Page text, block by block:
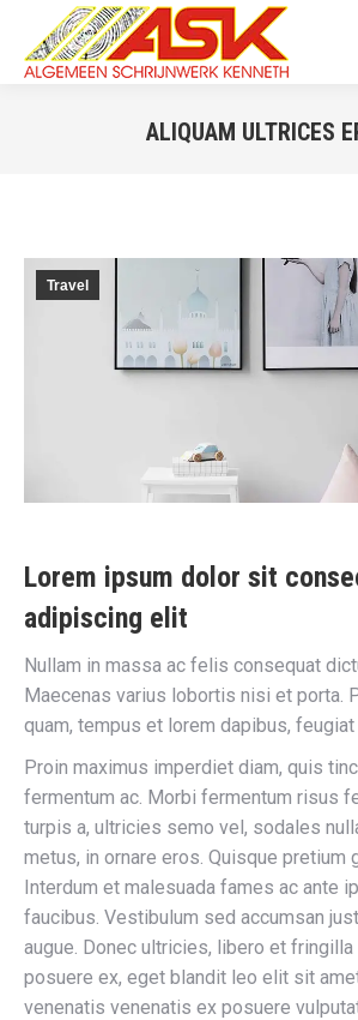
ALIQUAM ULTRICES
Travel
Lorem ipsum dolor sit
adipiscing elit
Nullam in massa ac felis consequat
Maecenas varius lobortis nisi et porta.
quam, tempus et lorem dapibus, feugiat
Proin maximus imperdiet diam, quis
fermentum ac. Morbi fermentum risus
turpis a, ultricies semo vel, sodales
metus, in ornare eros. Quisque pretium
Interdum et malesuada fames ac ante
faucibus. Vestibulum sed accumsan
augue. Donec ultricies, libero et
posuere ex, eget blandit leo elit sit
venenatis venenatis ex posuere